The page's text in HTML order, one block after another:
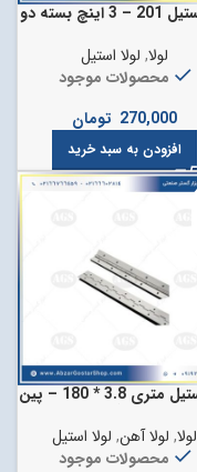
لولا استیل 201 – 3 اینچ بسته دو
لولا, لولا استیل
محصولات موجود
270,000 تومان
افزودن به سبد خرید
لولا استیل متری 3.8 * 180 – پین
وسط آهن
لولا, لولا آهن, لولا استیل
محصولات موجود